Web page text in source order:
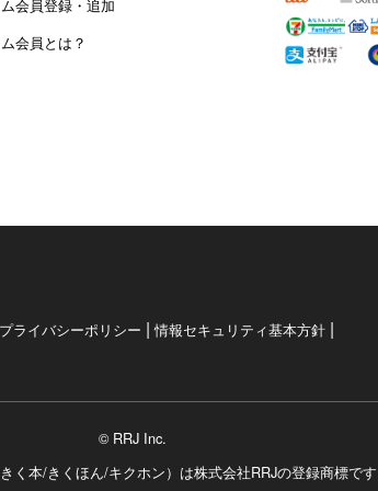
会員登録・追加
会員とは？
ライバシーポリシー |情報セキュリティ基本方針 |
© RRJ Inc.
きく本/きくほん/キクホン）は株式会社RRJの登録商標で